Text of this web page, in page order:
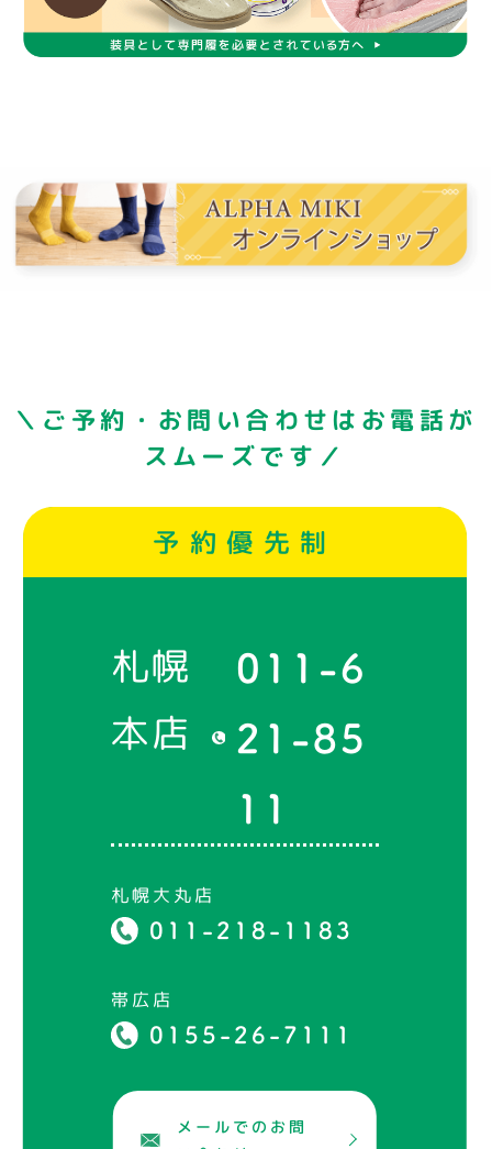
＼ご予約・お問い合わせはお電話が
スムーズです／
予約優先制
札幌
本店
011-6
21-85
11
札幌大丸店
011-218-1183
帯広店
0155-26-7111
メールでのお問